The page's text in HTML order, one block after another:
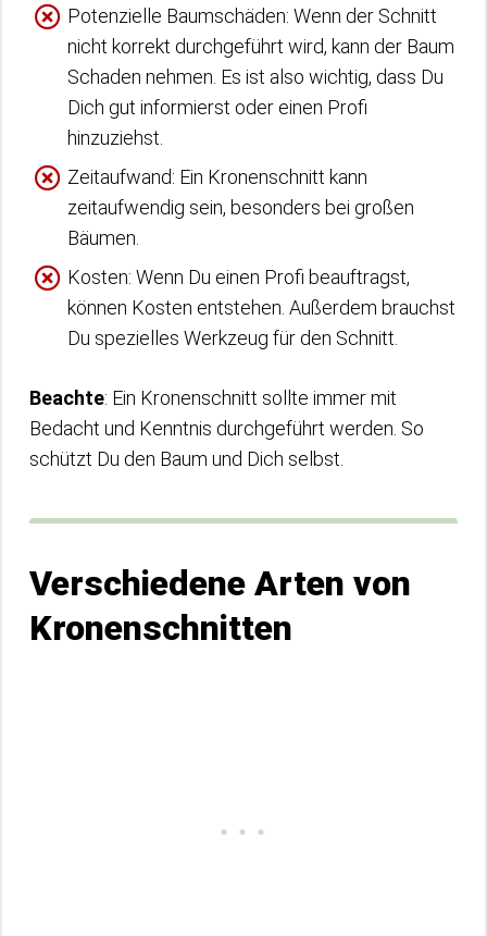
Potenzielle Baumschäden: Wenn der Schnitt
nicht korrekt durchgeführt wird, kann der Baum
Schaden nehmen. Es ist also wichtig, dass Du
Dich gut informierst oder einen Profi
hinzuziehst.
Zeitaufwand: Ein Kronenschnitt kann
zeitaufwendig sein, besonders bei großen
Bäumen.
Kosten: Wenn Du einen Profi beauftragst,
können Kosten entstehen. Außerdem brauchst
Du spezielles Werkzeug für den Schnitt.
Beachte: Ein Kronenschnitt sollte immer mit
Bedacht und Kenntnis durchgeführt werden. So
schützt Du den Baum und Dich selbst.
Verschiedene Arten von
Kronenschnitten